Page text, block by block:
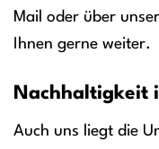
Mail oder über
Ihnen gerne weiter.
Nachhaltigkeit
Auch uns liegt die